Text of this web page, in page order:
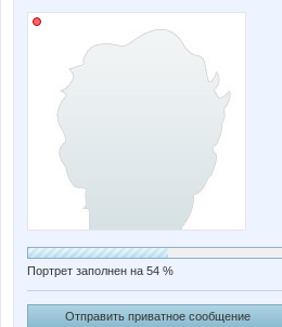
Портрет заполнен на 54 %
Отправить приватное сообщение